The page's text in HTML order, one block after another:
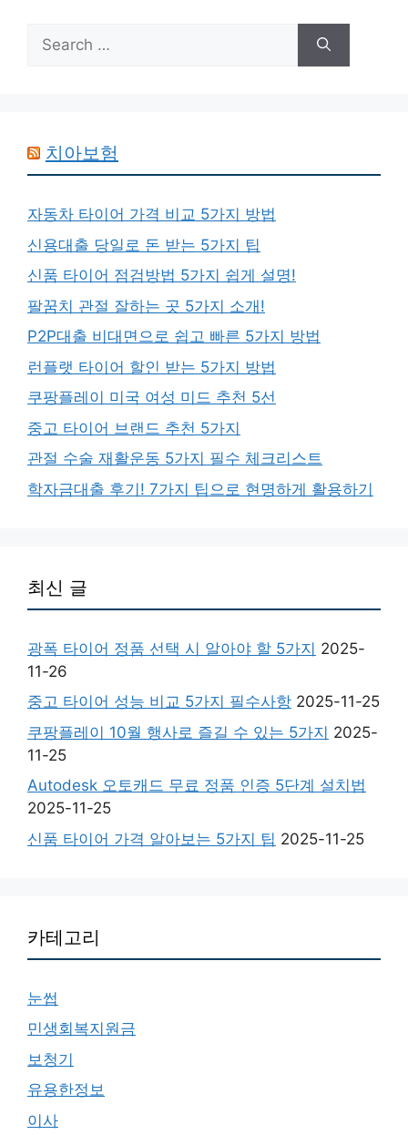
Search
for:
치아보험
자동차 타이어 가격 비교 5가지 방법
신용대출 당일로 돈 받는 5가지 팁
신품 타이어 점검방법 5가지 쉽게 설명!
팔꿈치 관절 잘하는 곳 5가지 소개!
P2P대출 비대면으로 쉽고 빠른 5가지 방법
런플랫 타이어 할인 받는 5가지 방법
쿠팡플레이 미국 여성 미드 추천 5선
중고 타이어 브랜드 추천 5가지
관절 수술 재활운동 5가지 필수 체크리스트
학자금대출 후기! 7가지 팁으로 현명하게 활용하기
최신 글
광폭 타이어 정품 선택 시 알아야 할 5가지 2025-
11-26
중고 타이어 성능 비교 5가지 필수사항 2025-11-25
쿠팡플레이 10월 행사로 즐길 수 있는 5가지 2025-
11-25
Autodesk 오토캐드 무료 정품 인증 5단계 설치법
2025-11-25
신품 타이어 가격 알아보는 5가지 팁 2025-11-25
카테고리
눈썹
민생회복지원금
보청기
유용한정보
이사